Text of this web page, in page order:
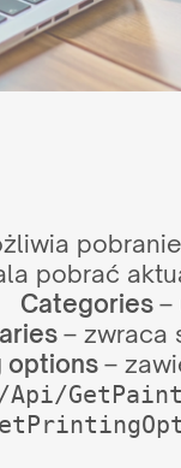
pobrać
Categories–
– zwraca
options –
Api/